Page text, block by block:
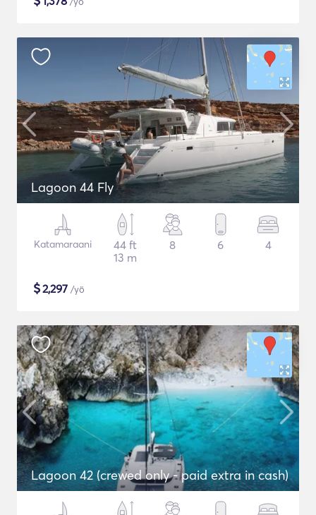
Lagoon 44 Fly
Katamaraani
44 ft
13 m
8 6 4
$2,297 /yö
Lagoon 42 (crewed only - paid extra in cash)